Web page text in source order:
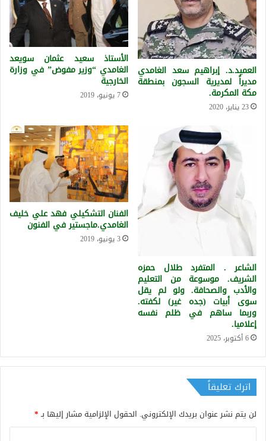
العميد.د. إبراهيم سعد الغامدي
مديراً لمديرية السجون بمنطقة
مكة المكرمة.
23 يناير، 2020
الأستاذ سعيد عثمان سويعد
الغامدي “وزير مفوض” في وزارة
الخارجية
7 يونيو، 2019
الشاعر . المتفرد طلال حمزه
الشريف. موسوعة من التعليم
والأدب والصحافة. ولو لم يقل
سوى أبيات (جده غير) لكفته.
وربما ساهم في ظلم نفسه
إعلاميا.
6 أكتوبر، 2025
الفنان التشكيلي فهد علي خليف
الغامدي.ماجستير في الفنون
3 يونيو، 2019
اترك تعليقاً
لن يتم نشر عنوان بريدك الإلكتروني. الحقول الإلزامية مشار إليها بـ*